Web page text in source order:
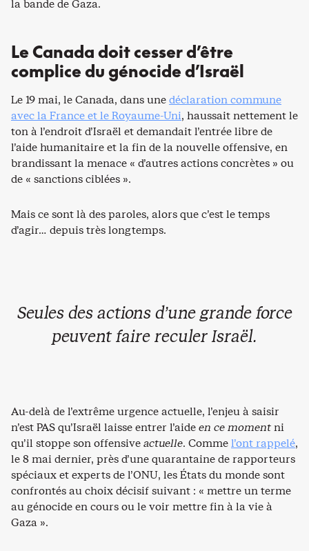
la bande de Gaza.
Le Canada doit cesser d’être
complice du génocide d’Israël
Le 19 mai, le Canada, dans unedéclaration commune
avec la France et le Royaume-Uni, haussait nettement le
ton à l’endroit d’Israël et demandait l’entrée libre de
l’aide humanitaire et la fin de la nouvelle offensive, en
brandissant la menace « d’autres actions concrètes » ou
de « sanctions ciblées ».
Mais ce sont là des paroles, alors que c’est le temps
d’agir… depuis très longtemps.
Seules des actions d’une grande force
peuvent faire reculer Israël.
Au-delà de l’extrême urgence actuelle, l’enjeu à saisir
n’est PAS qu’Israël laisse entrer l’aideen ce momentni
qu’il stoppe son offensiveactuelle. Commel’ont rappelé,
le 8 mai dernier, près d’une quarantaine de rapporteurs
spéciaux et experts de l’ONU, les États du monde sont
confrontés au choix décisif suivant : « mettre un terme
au génocide en cours ou le voir mettre fin à la vie à
Gaza ».